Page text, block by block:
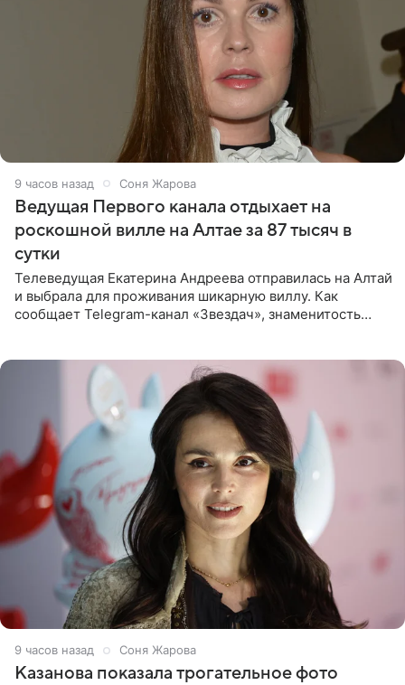
9 часов назад Соня Жарова
Ведущая Первого канала отдыхает на
роскошной вилле на Алтае за 87 тысяч в
сутки
Телеведущая Екатерина Андреева отправилась на Алтай
и выбрала для проживания шикарную виллу. Как
сообщает Telegram-канал «Звездач», знаменитость
9 часов назад Соня Жарова
Казанова показала трогательное фото